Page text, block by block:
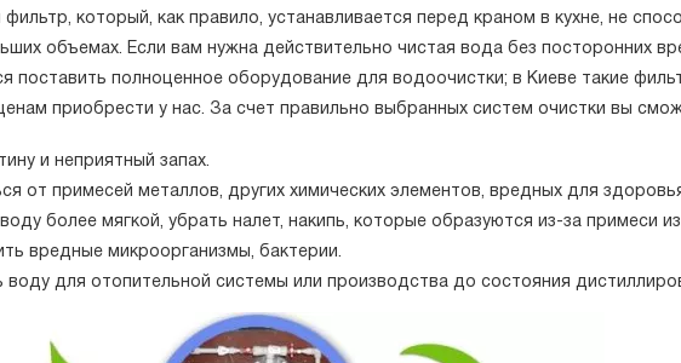
который, как правило, устанавливается перед краном в кухне, не
объемах. Если вам нужна действительно чистая вода без посторонних
поставить полноценное оборудование для водоочистки; в Киеве такие
приобрести у нас. За счет правильно выбранных систем очистки вы
и неприятный запах.
от примесей металлов, других химических элементов, вредных для
более мягкой, убрать налет, накипь, которые образуются из-за примеси
вредные микроорганизмы, бактерии.
воду для отопительной системы или производства до состояния